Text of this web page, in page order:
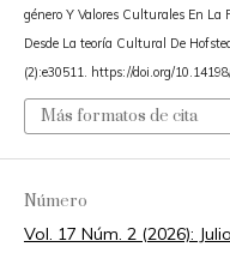
género Y Valores Culturales En
Desde La teoría Cultural De
(2):e30511. https://doi.org/
Más formatos de cita
Número
Vol. 17 Núm. 2 (2026):